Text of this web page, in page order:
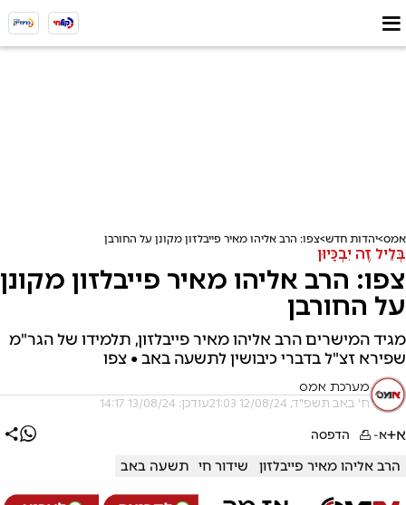
אמס יהדות חדש צפו: הרב אליהו מאיר פייבלזון מקונן על החורבן
בְּלֵיל זֶה יִבְכָּיוּן
צפו: הרב אליהו מאיר פייבלזון מקונן
על החורבן
מגיד המישרים הרב אליהו מאיר פייבלזון, תלמידו של הגר"מ
שפירא זצ"ל בדברי כיבושין לתשעה באב • צפו
מערכת אמס
ח' באב תשפ"ד, 12/08/24 21:03 עודכן: 13/08/24 14:17
א+א- הדפסה
הרב אליהו מאיר פייבלזון שידור חי תשעה באב